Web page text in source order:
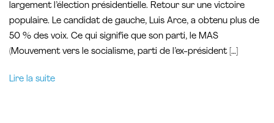
largement l’élection présidentielle. Retour sur une victoire
populaire. Le candidat de gauche, Luis Arce, a obtenu plus de
50 % des voix. Ce qui signifie que son parti, le MAS
(Mouvement vers le socialisme, parti de l’ex-président […]
Lire la suite